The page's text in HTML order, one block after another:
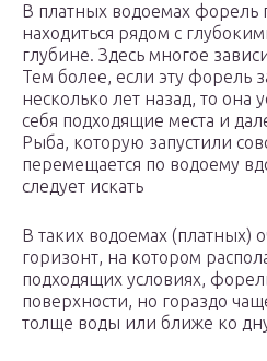
В платных водоемах форель
находиться рядом с
глубине. Здесь многое
Тем более, если эту форель
несколько лет назад, то она
себя подходящие места и
Рыба, которую запустили
перемещается по водоему
следует искать
В таких водоемах (платных)
горизонт, на котором
подходящих условиях,
поверхности, но гораздо
толще воды или ближе ко